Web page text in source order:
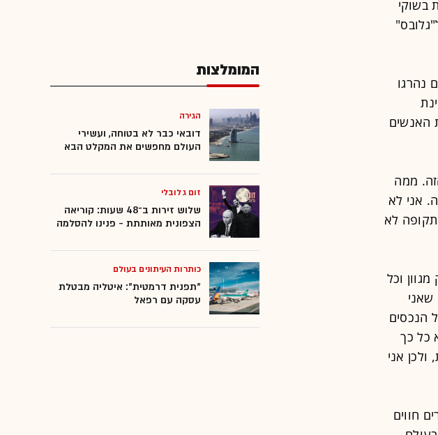
בשוקי
ה-11 בספטמבר 2001, שבהם נהרגו
האנשים
ממה
אני לא
תקופה לא
וכל
הנכסים
כל כך
ולכן אני
חווים
המומלצות
הגירה
דובאי כבר לא בטוחה, ועשירי
העולם מחפשים את המקלט הבא
זום גלובלי
שלוש זירות ב־48 שעות: קוריאה
הצפונית מאותתת - פנינו להסלמה
כותרות העיתונים בעולם
"תפנית דרמטית": איטליה מבטלת
עסקה עם רפאל